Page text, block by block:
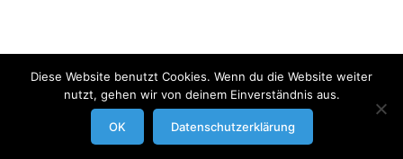
modrowgrafie.de © 2023 | Impressum/Datenschutzerklaerung
Businessportraits
Diese Website benutzt Cookies. Wenn du die Website weiter
nutzt, gehen wir von deinem Einverständnis aus.
OK Datenschutzerklärung